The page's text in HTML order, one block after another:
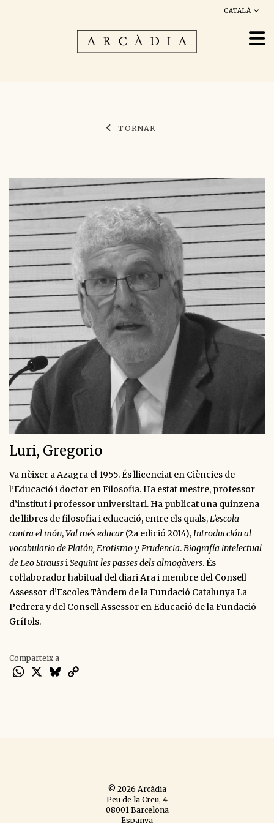
CATALÀ
TORNAR
Luri, Gregorio
Va nèixer a Azagra el 1955. És llicenciat en Ciències de
l’Educació i doctor en Filosofia. Ha estat mestre, professor
d’institut i professor universitari. Ha publicat una quinzena
de llibres de filosofia i educació, entre els quals,L’escola
contra el món,Val més educar (2a edició 2014),Introducción al
vocabulario de Platón, Erotismo y Prudencia.Biografía intelectual
de Leo StraussiSeguint les passes dels almogàvers. És
col·laborador habitual del diari Ara i membre del Consell
Assessor d’Escoles Tàndem de la Fundació Catalunya La
Pedrera y del Consell Assessor en Educació de la Fundació
Grífols.
Comparteix a
WhatsApp
X Bluesky
© 2026 Arcàdia
Peu de la Creu, 4
08001 Barcelona
Espanya